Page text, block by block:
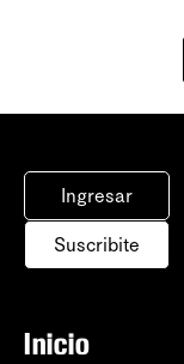
Ingresar
Suscribite
Inicio